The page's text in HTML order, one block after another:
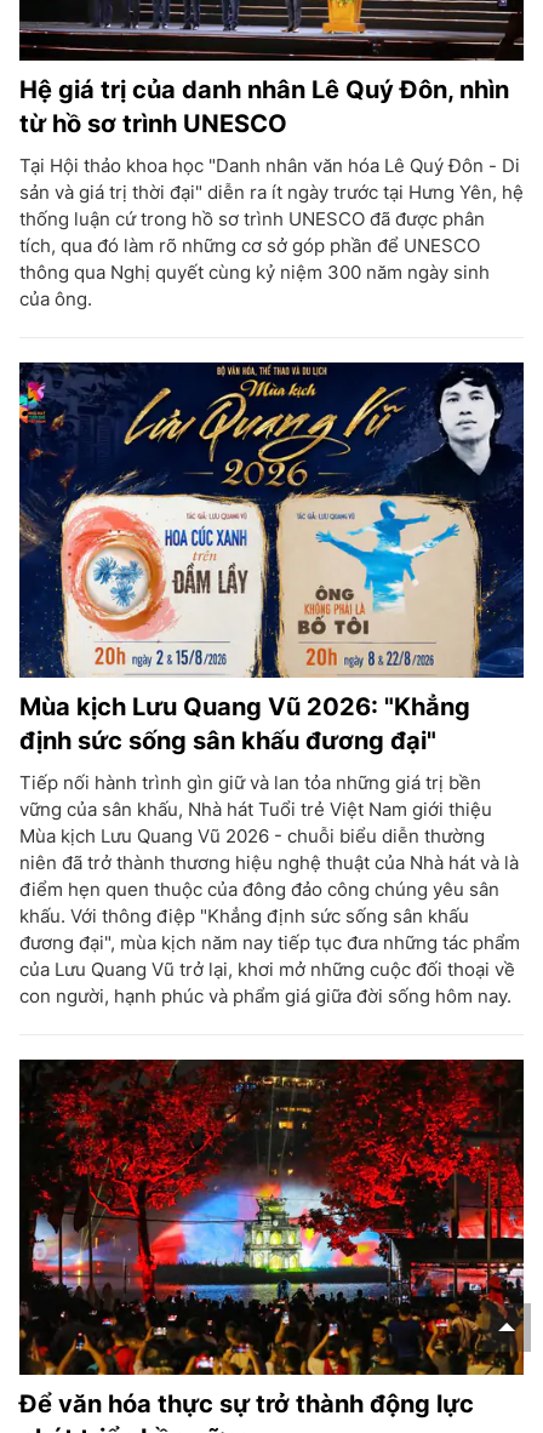
Hệ giá trị của danh nhân Lê Quý Đôn, nhìn
từ hồ sơ trình UNESCO
Tại Hội thảo khoa học "Danh nhân văn hóa Lê Quý Đôn - Di
sản và giá trị thời đại" diễn ra ít ngày trước tại Hưng Yên, hệ
thống luận cứ trong hồ sơ trình UNESCO đã được phân
tích, qua đó làm rõ những cơ sở góp phần để UNESCO
thông qua Nghị quyết cùng kỷ niệm 300 năm ngày sinh
của ông.
Mùa kịch Lưu Quang Vũ 2026: "Khẳng
định sức sống sân khấu đương đại"
Tiếp nối hành trình gìn giữ và lan tỏa những giá trị bền
vững của sân khấu, Nhà hát Tuổi trẻ Việt Nam giới thiệu
Mùa kịch Lưu Quang Vũ 2026 - chuỗi biểu diễn thường
niên đã trở thành thương hiệu nghệ thuật của Nhà hát và là
điểm hẹn quen thuộc của đông đảo công chúng yêu sân
khấu. Với thông điệp "Khẳng định sức sống sân khấu
đương đại", mùa kịch năm nay tiếp tục đưa những tác phẩm
của Lưu Quang Vũ trở lại, khơi mở những cuộc đối thoại về
con người, hạnh phúc và phẩm giá giữa đời sống hôm nay.
Để văn hóa thực sự trở thành động lực